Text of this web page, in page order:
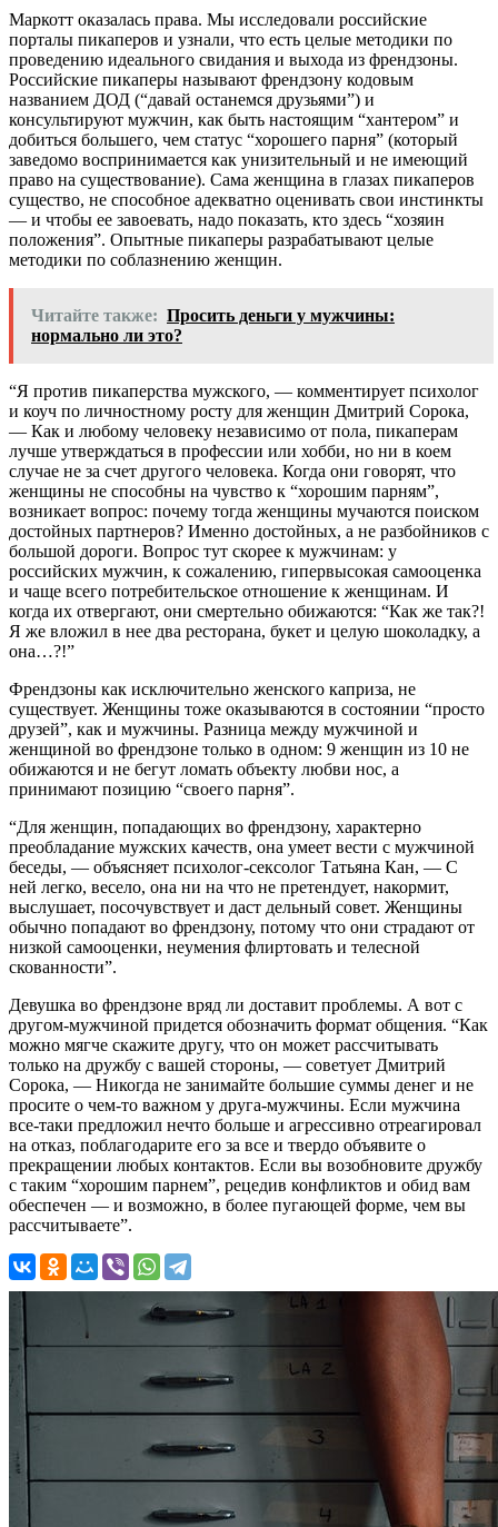
Маркотт оказалась права. Мы исследовали российские
порталы пикаперов и узнали, что есть целые методики по
проведению идеального свидания и выхода из френдзоны.
Российские пикаперы называют френдзону кодовым
названием ДОД (“давай останемся друзьями”) и
консультируют мужчин, как быть настоящим “хантером” и
добиться большего, чем статус “хорошего парня” (который
заведомо воспринимается как унизительный и не имеющий
право на существование). Сама женщина в глазах пикаперов
существо, не способное адекватно оценивать свои инстинкты
— и чтобы ее завоевать, надо показать, кто здесь “хозяин
положения”. Опытные пикаперы разрабатывают целые
методики по соблазнению женщин.
Читайте также: Просить деньги у мужчины:
нормально ли это?
“Я против пикаперства мужского, — комментирует психолог
и коуч по личностному росту для женщин Дмитрий Сорока,
— Как и любому человеку независимо от пола, пикаперам
лучше утверждаться в профессии или хобби, но ни в коем
случае не за счет другого человека. Когда они говорят, что
женщины не способны на чувство к “хорошим парням”,
возникает вопрос: почему тогда женщины мучаются поиском
достойных партнеров? Именно достойных, а не разбойников с
большой дороги. Вопрос тут скорее к мужчинам: у
российских мужчин, к сожалению, гипервысокая самооценка
и чаще всего потребительское отношение к женщинам. И
когда их отвергают, они смертельно обижаются: “Как же так?!
Я же вложил в нее два ресторана, букет и целую шоколадку, а
она…?!”
Френдзоны как исключительно женского каприза, не
существует. Женщины тоже оказываются в состоянии “просто
друзей”, как и мужчины. Разница между мужчиной и
женщиной во френдзоне только в одном: 9 женщин из 10 не
обижаются и не бегут ломать объекту любви нос, а
принимают позицию “своего парня”.
“Для женщин, попадающих во френдзону, характерно
преобладание мужских качеств, она умеет вести с мужчиной
беседы, — объясняет психолог-сексолог Татьяна Кан, — С
ней легко, весело, она ни на что не претендует, накормит,
выслушает, посочувствует и даст дельный совет. Женщины
обычно попадают во френдзону, потому что они страдают от
низкой самооценки, неумения флиртовать и телесной
скованности”.
Девушка во френдзоне вряд ли доставит проблемы. А вот с
другом-мужчиной придется обозначить формат общения. “Как
можно мягче скажите другу, что он может рассчитывать
только на дружбу с вашей стороны, — советует Дмитрий
Сорока, — Никогда не занимайте большие суммы денег и не
просите о чем-то важном у друга-мужчины. Если мужчина
все-таки предложил нечто больше и агрессивно отреагировал
на отказ, поблагодарите его за все и твердо объявите о
прекращении любых контактов. Если вы возобновите дружбу
с таким “хорошим парнем”, рецедив конфликтов и обид вам
обеспечен — и возможно, в более пугающей форме, чем вы
рассчитываете”.